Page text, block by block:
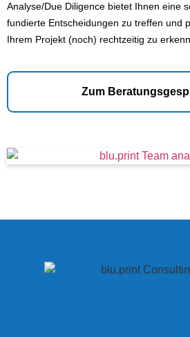
Analyse/Due Diligence bietet Ihnen eine
fundierte Entscheidungen zu treffen und
Ihrem Projekt (noch) rechtzeitig zu
Zum